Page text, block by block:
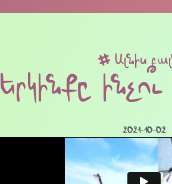
Ալնիս
Երկինքը
2021-10-02